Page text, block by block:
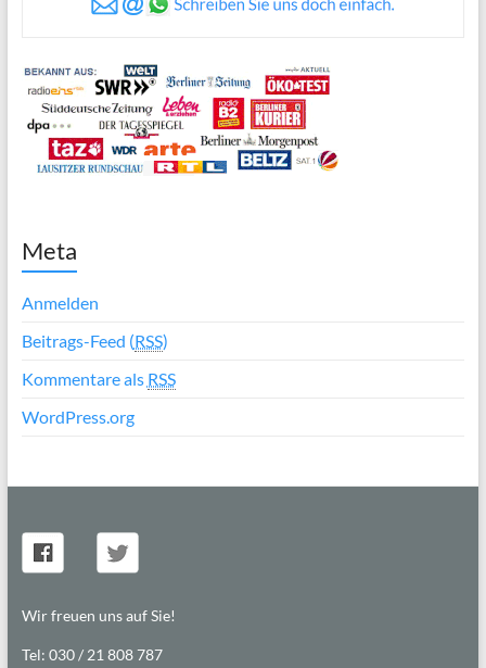
Meta
Anmelden
Beitrags-Feed (RSS)
Kommentare als RSS
WordPress.org
Wir freuen uns auf Sie!
Tel: 030 / 21 808 787